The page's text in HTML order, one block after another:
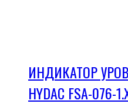
ИНДИКАТОР
HYDAC FSA-076-